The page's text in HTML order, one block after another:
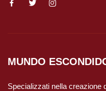
MUNDO
Specializzati nella creazione